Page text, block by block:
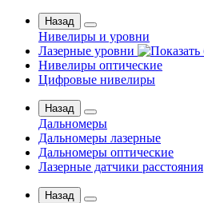
Назад
Нивелиры и уровни
Лазерные уровни
Нивелиры оптические
Цифровые нивелиры
Назад
Дальномеры
Дальномеры лазерные
Дальномеры оптические
Лазерные датчики расстояния
Назад